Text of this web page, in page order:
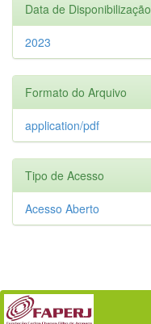
Data de Disponibilização
2023
Formato do Arquivo
application/pdf
Tipo de Acesso
Acesso Aberto